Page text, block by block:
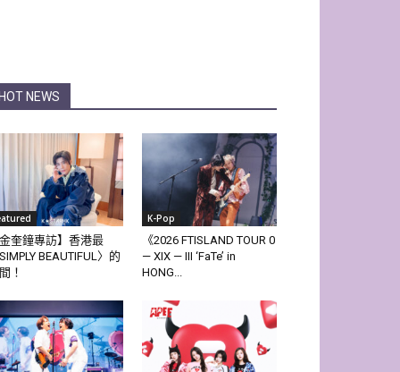
HOT NEWS
金奎鐘專訪】香港最
SIMPLY BEAUTIFUL〉的
！
K-Pop
《2026 FTISLAND TOUR 0
— XIX — III ‘FaTe’ in
HONG...